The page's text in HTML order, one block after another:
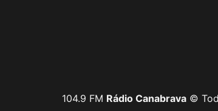
104.9 FM Rádio Canabrava ©